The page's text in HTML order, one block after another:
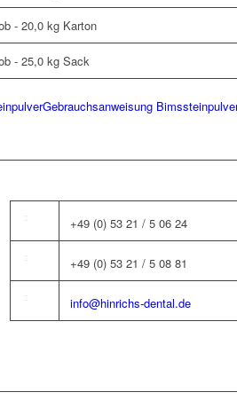
- 20,0 kg Karton
- 25,0 kg Sack
Gebrauchsanweisung
+49 (0) 53 21 / 5 06 24
+49 (0) 53 21 / 5 08 81
info@hinrichs-dental.de